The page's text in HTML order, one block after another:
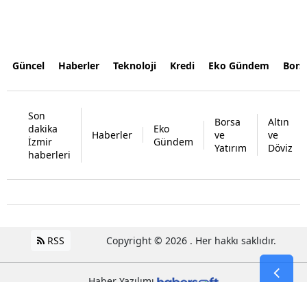
Güncel Haberler Teknoloji Kredi Eko Gündem
Son
dakika
İzmir
haberleri
Haberler
Eko
Gündem
Borsa
ve
Yatırım
Altın
ve
Döviz
RSS Copyright © 2026 . Her hakkı saklıdır.